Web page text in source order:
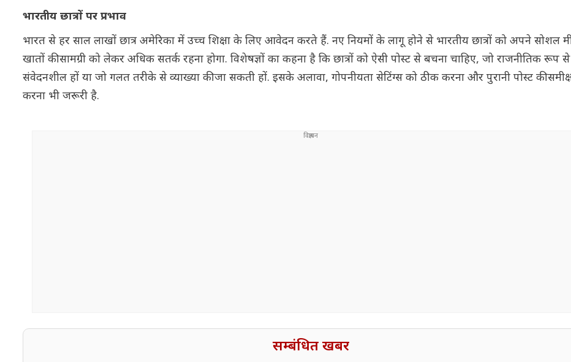
भारतीय छात्रों पर प्रभाव
भारत से हर साल लाखों छात्र अमेरिका में उच्च शिक्षा के लिए आवेदन करते हैं. नए नियमों के लागू होने से भारतीय छात्रों को अपने सोशल
खातों की सामग्री को लेकर अधिक सतर्क रहना होगा. विशेषज्ञों का कहना है कि छात्रों को ऐसी पोस्ट से बचना चाहिए, जो राजनीतिक रूप से
संवेदनशील हों या जो गलत तरीके से व्याख्या की जा सकती हों. इसके अलावा, गोपनीयता सेटिंग्स को ठीक करना और पुरानी पोस्ट की
करना भी जरूरी है.
सम्बंधित खबर